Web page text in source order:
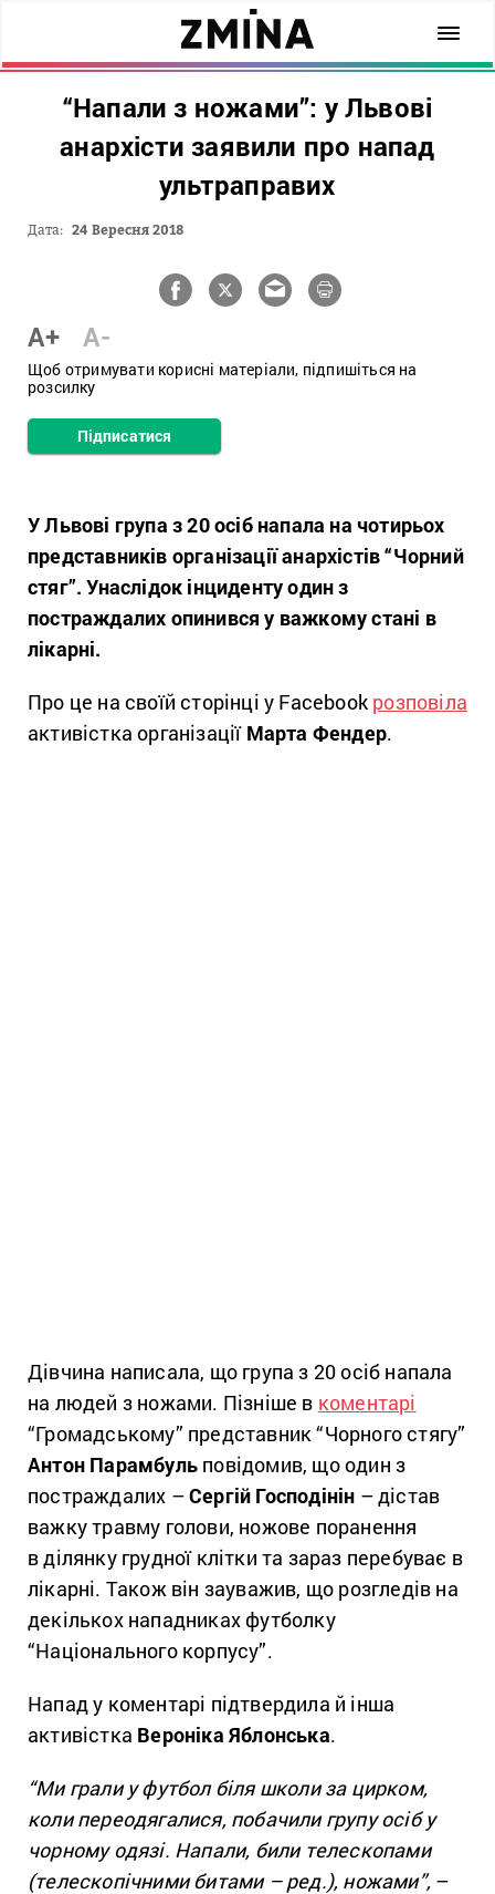
“Напали з ножами”: у Львові
анархісти заявили про напад
ультраправих
Дата: 24 Вересня 2018
A+ A-
Щоб отримувати корисні матеріали, підпишіться на
розсилку
Підписатися
У Львові група з 20 осіб напала на чотирьох
представників організації анархістів “Чорний
стяг”. Унаслідок інциденту один з
постраждалих опинився у важкому стані в
лікарні.
Про це на своїй сторінці у Facebook розповіла
активістка організації Марта Фендер.
Дівчина написала, що група з 20 осіб напала
на людей з ножами. Пізніше в коментарі
“Громадському” представник “Чорного стягу”
Антон Парамбуль повідомив, що один з
постраждалих –Сергій Господінін – дістав
важку травму голови, ножове поранення
в ділянку грудної клітки та зараз перебуває в
лікарні. Також він зауважив, що розгледів на
декількох нападниках футболку
“Національного корпусу”.
Напад у коментарі підтвердила й інша
активістка Вероніка Яблонська.
“Ми грали у футбол біля школи за цирком,
коли переодягалися, побачили групу осіб у
чорному одязі. Напали, били телескопами
(телескопічними битами – ред.), ножами”, –